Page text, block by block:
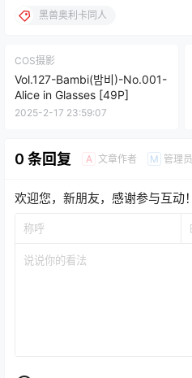
黑兽奥利卡同人
COS摄影
Vol.127-Bambi(밤비)-No.001-
Alice in Glasses [49P]
2025-2-17 23:59:07
0 条回复 A 文章作者 M 管理员
欢迎您，新朋友，感谢参与互动！